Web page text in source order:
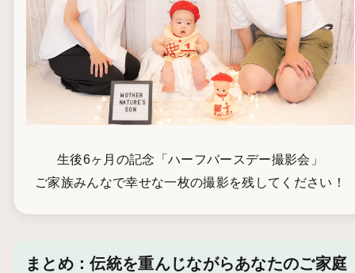
生後6ヶ月の記念「ハーフバースデー撮影会」
ご家族みんなで幸せな一枚の撮影を残してください！
まとめ：伝統を重んじながらあなたのご家庭